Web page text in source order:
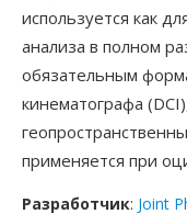
используется как
анализа в полном
обязательным
кинематографа
применяется при
Разработчик: Joint